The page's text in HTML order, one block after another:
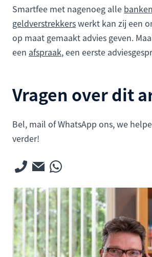
Smartfee met nagenoeg alle
geldverstrekkerswerkt kan zij een
op maat gemaakt advies geven.
een afspraak, een eerste
Vragen over dit
Bel, mail of WhatsApp ons, we
verder!